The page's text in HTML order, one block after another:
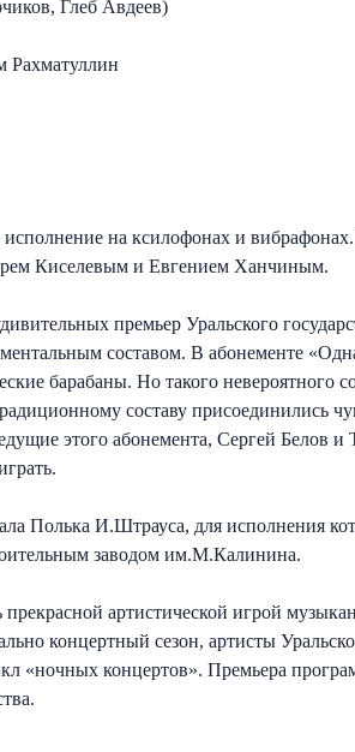
Глеб Авдеев)
Рахматуллин
на ксилофонах и
Киселевым и Евгением Ханчиным.
премьер Уральского
составом. В абонементе
барабаны. Но такого
составу присоединились
этого абонемента, Сергей Белов
Полька И.Штрауса, для исполнения
заводом им.М.Калинина.
прекрасной артистической игрой
концертный сезон, артисты
«ночных концертов». Премьера